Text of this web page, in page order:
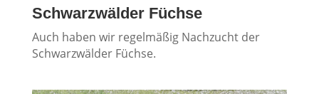
Schwarzwälder Füchse
Auch haben wir regelmäßig Nachzucht der
Schwarzwälder Füchse.